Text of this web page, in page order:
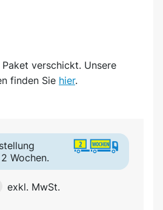
Paket verschickt. Unsere
finden Sie hier.
Wochen.
exkl. MwSt.